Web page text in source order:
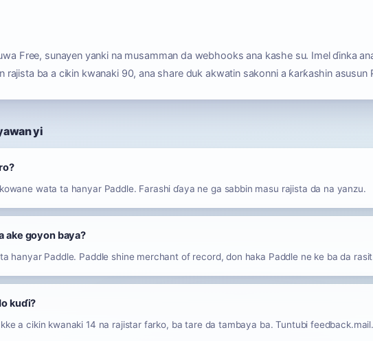
Free, sunayen yanki na musamman da webhooks ana kashe su. Imel ɗinka
rajista ba a cikin kwanaki 90, ana share duk akwatin sakonni a ƙarƙashin asusun
yi
wata ta hanyar Paddle. Farashi ɗaya ne ga sabbin masu rajista da na yanzu.
ake goyon baya?
hanyar Paddle. Paddle shine merchant of record, don haka Paddle ne ke ba da
kuɗi?
a cikin kwanaki 14 na rajistar farko, ba tare da tambaya ba. Tuntubi